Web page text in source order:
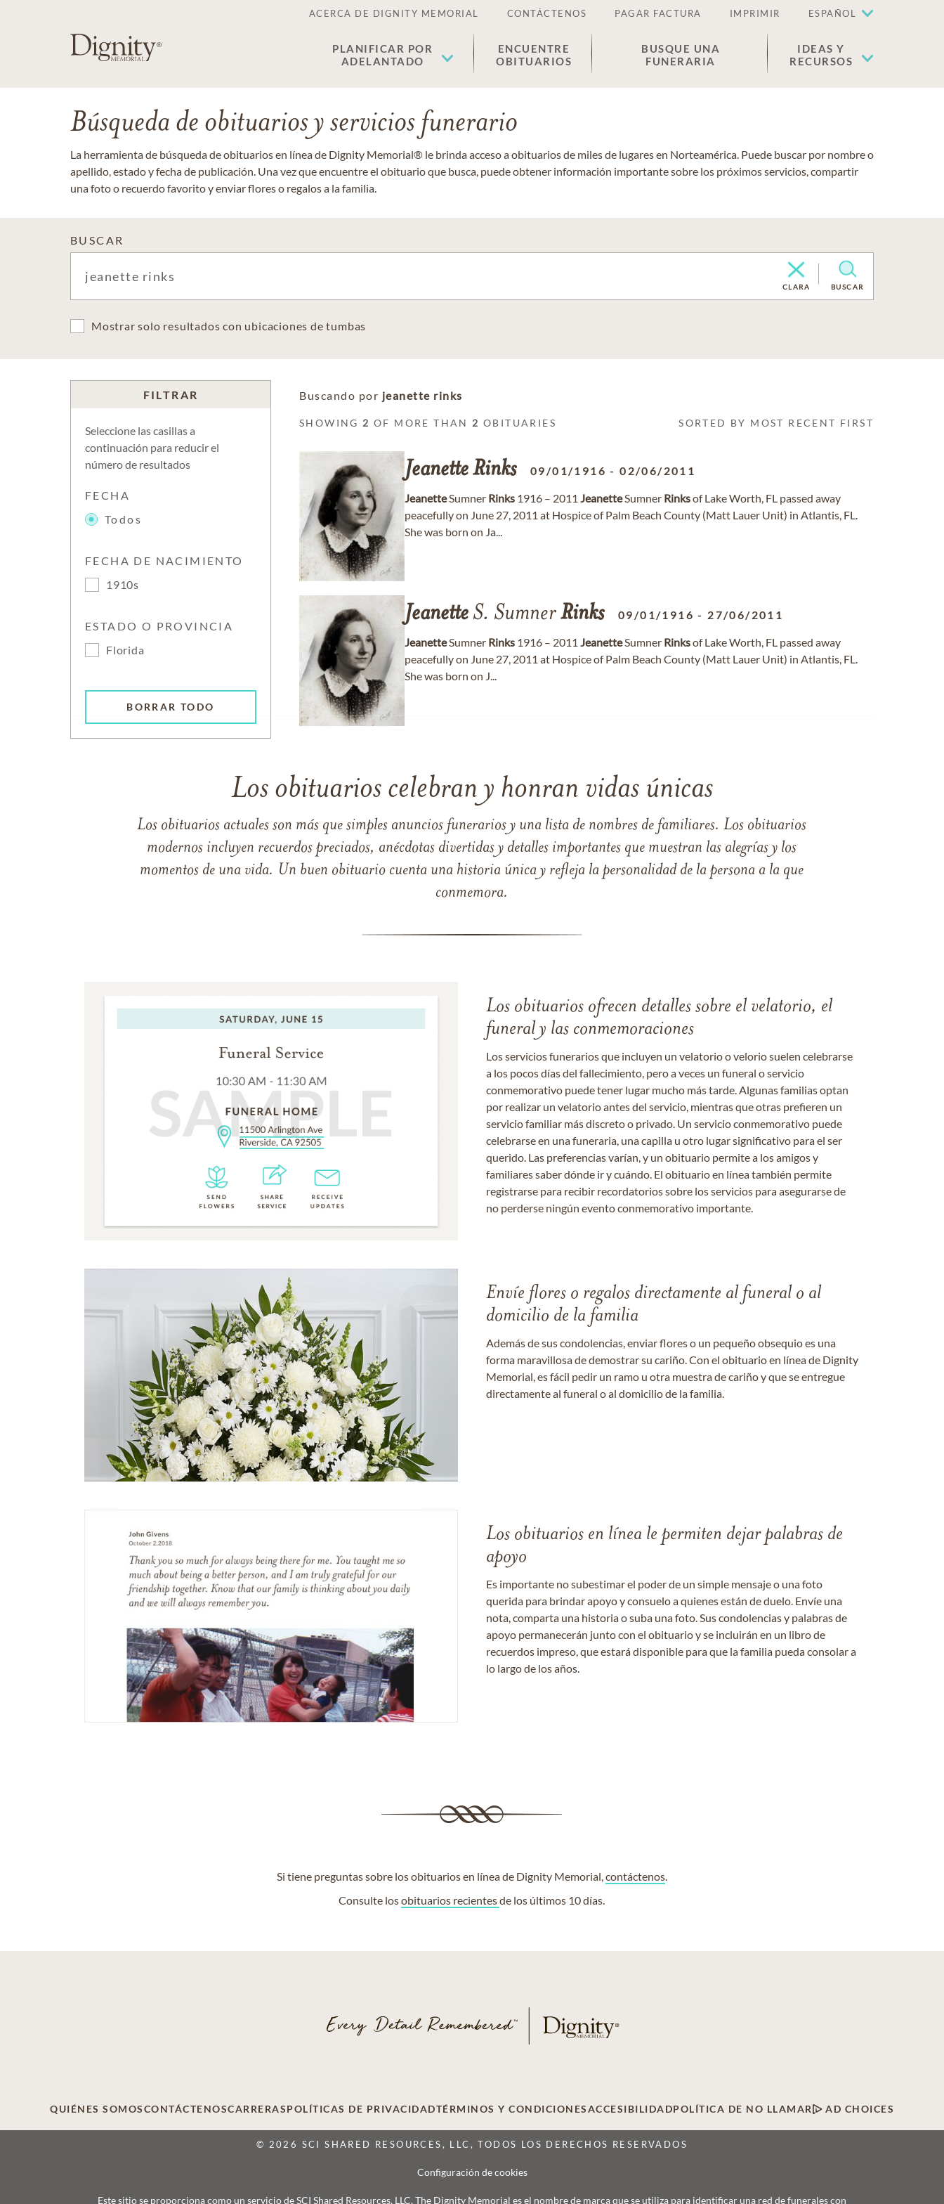
ACERCA DE DIGNITY MEMORIAL CONTÁCTENOS PAGAR FACTURA IMPRIMIR ESPAÑOL
PLANIFICAR POR
ADELANTADO
ENCUENTRE
OBITUARIOS
BUSQUE UNA
FUNERARIA
IDEAS Y
RECURSOS
Búsqueda de obituarios y servicios funerario
La herramienta de búsqueda de obituarios en línea de Dignity Memorial® le brinda acceso a obituarios de miles de lugares en Norteamérica. Puede buscar por nombre o
apellido, estado y fecha de publicación. Una vez que encuentre el obituario que busca, puede obtener información importante sobre los próximos servicios, compartir
una foto o recuerdo favorito y enviar flores o regalos a la familia.
BUSCAR
CLARA BUSCAR
Mostrar solo resultados con ubicaciones de tumbas
FILTRAR
Seleccione las casillas a
continuación para reducir el
número de resultados
FECHA
Todos
FECHA DE NACIMIENTO
1910s
ESTADO O PROVINCIA
Florida
BORRAR TODO
Buscando por jeanette rinks
SHOWING 2 OF MORE THAN 2 OBITUARIES SORTED BY MOST RECENT FIRST
JeanetteRinks 09/01/1916 -02/06/2011
JeanetteSumner Rinks 1916 – 2011 JeanetteSumner Rinksof Lake Worth, FL passed away
peacefully on June 27, 2011 at Hospice of Palm Beach County (Matt Lauer Unit) in Atlantis, FL.
She was born on Ja...
Jeanette S. SumnerRinks 09/01/1916 - 27/06/2011
JeanetteSumner Rinks 1916 – 2011 JeanetteSumner Rinksof Lake Worth, FL passed away
peacefully on June 27, 2011 at Hospice of Palm Beach County (Matt Lauer Unit) in Atlantis, FL.
She was born on J...
Los obituarios celebran y honran vidas únicas
Los obituarios actuales son más que simples anuncios funerarios y una lista de nombres de familiares. Los obituarios
modernos incluyen recuerdos preciados, anécdotas divertidas y detalles importantes que muestran las alegrías y los
momentos de una vida. Un buen obituario cuenta una historia única y refleja la personalidad de la persona a la que
conmemora.
Los obituarios ofrecen detalles sobre el velatorio, el
funeral y las conmemoraciones
Los servicios funerarios que incluyen un velatorio o velorio suelen celebrarse
a los pocos días del fallecimiento, pero a veces un funeral o servicio
conmemorativo puede tener lugar mucho más tarde. Algunas familias optan
por realizar un velatorio antes del servicio, mientras que otras prefieren un
servicio familiar más discreto o privado. Un servicio conmemorativo puede
celebrarse en una funeraria, una capilla u otro lugar significativo para el ser
querido. Las preferencias varían, y un obituario permite a los amigos y
familiares saber dónde ir y cuándo. El obituario en línea también permite
registrarse para recibir recordatorios sobre los servicios para asegurarse de
no perderse ningún evento conmemorativo importante.
Envíe flores o regalos directamente al funeral o al
domicilio de la familia
Además de sus condolencias, enviar flores o un pequeño obsequio es una
forma maravillosa de demostrar su cariño. Con el obituario en línea de Dignity
Memorial, es fácil pedir un ramo u otra muestra de cariño y que se entregue
directamente al funeral o al domicilio de la familia.
Los obituarios en línea le permiten dejar palabras de
apoyo
Es importante no subestimar el poder de un simple mensaje o una foto
querida para brindar apoyo y consuelo a quienes están de duelo. Envíe una
nota, comparta una historia o suba una foto. Sus condolencias y palabras de
apoyo permanecerán junto con el obituario y se incluirán en un libro de
recuerdos impreso, que estará disponible para que la familia pueda consolar a
lo largo de los años.
Si tiene preguntas sobre los obituarios en línea de Dignity Memorial,contáctenos.
Consulte losobituarios recientesde los últimos 10 días.
QUIÉNES SOMOSCONTÁCTENOSCARRERASPOLÍTICAS DE PRIVACIDADTÉRMINOS Y CONDICIONESACCESIBILIDADPOLÍTICA DE NO LLAMAR AD CHOICES
© 2026 SCI SHARED RESOURCES, LLC, TODOS LOS DERECHOS RESERVADOS
Configuración de cookies
Este sitio se proporciona como un servicio de SCI Shared Resources, LLC. The Dignity Memorial es el nombre de marca que se utiliza para identificar una red de funerales con